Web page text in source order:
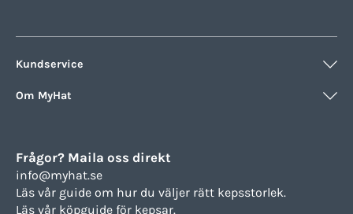
Kundservice
Om MyHat
Frågor? Maila oss direkt
info@myhat.se
Läs vår guide om hur du väljer rätt kepsstorlek.
Läs vår köpguide för kepsar.